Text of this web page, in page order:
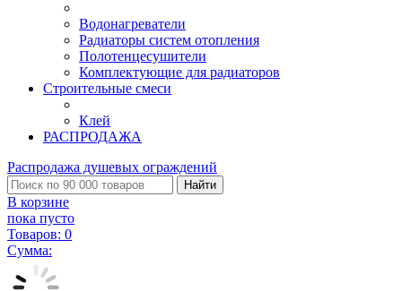
Водонагреватели
Радиаторы систем отопления
Полотенцесушители
Комплектующие для радиаторов
Строительные смеси
Клей
РАСПРОДАЖА
Распродажа душевых ограждений
Найти
В корзине
пока пусто
Товаров: 0
Сумма: